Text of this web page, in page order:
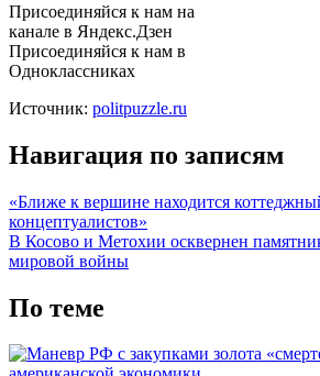
Присоединяйся к нам на
канале в Яндекс.Дзен
Присоединяйся к нам в
Одноклассниках
Источник: politpuzzle.ru
Навигация по записям
«Ближе к вершине находится
концептуалистов»
В Косово и Метохии осквернен
мировой войны
По теме